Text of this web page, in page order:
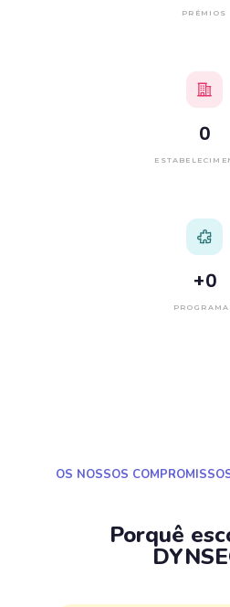
PRÉMIOS
0
+0
OS NOSSOS
Porquê